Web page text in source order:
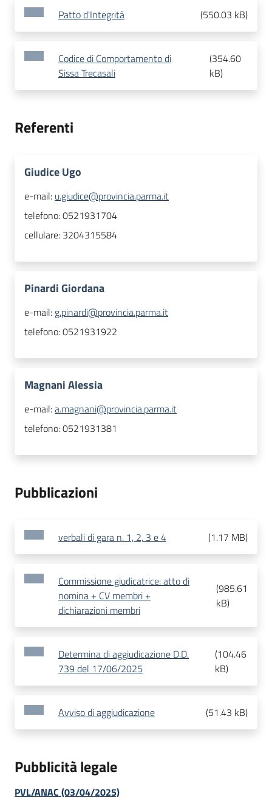
Patto d'Integrità (550.03 kB)
Codice di Comportamento di
Sissa Trecasali
(354.60
kB)
Referenti
Giudice Ugo
e-mail: u.giudice@provincia.parma.it
telefono:0521931704
cellulare: 3204315584
Pinardi Giordana
e-mail: g.pinardi@provincia.parma.it
telefono:0521931922
Magnani Alessia
e-mail:a.magnani@provincia.parma.it
telefono:0521931381
Pubblicazioni
verbali di gara n. 1, 2, 3 e 4 (1.17 MB)
Commissione giudicatrice: atto di
nomina + CV membri +
dichiarazioni membri
(985.61
kB)
Determina di aggiudicazione D.D.
739 del 17/06/2025
(104.46
kB)
Avviso di aggiudicazione (51.43 kB)
Pubblicità legale
PVL/ANAC (03/04/2025)